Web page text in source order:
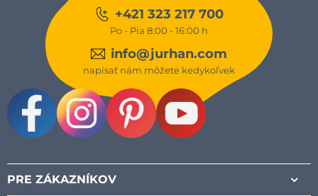
+421 323 217 700
Po - Pia 8:00 - 16:00 h
info@jurhan.com
napísať nám môžete kedykoľvek
PRE ZÁKAZNÍKOV